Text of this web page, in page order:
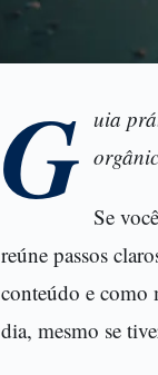
G uia
Se
reúne passos
conteúdo e como
dia, mesmo se